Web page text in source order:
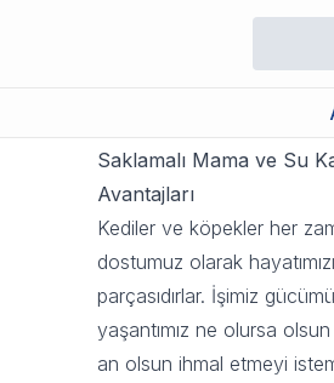
Saklamalı
Saklamalı Mama ve Su
Avantajları
Kediler ve köpekler her
dostumuz olarak
parçasıdırlar. İşimiz
yaşantımız ne olursa olsun
an olsun ihmal etmeyi